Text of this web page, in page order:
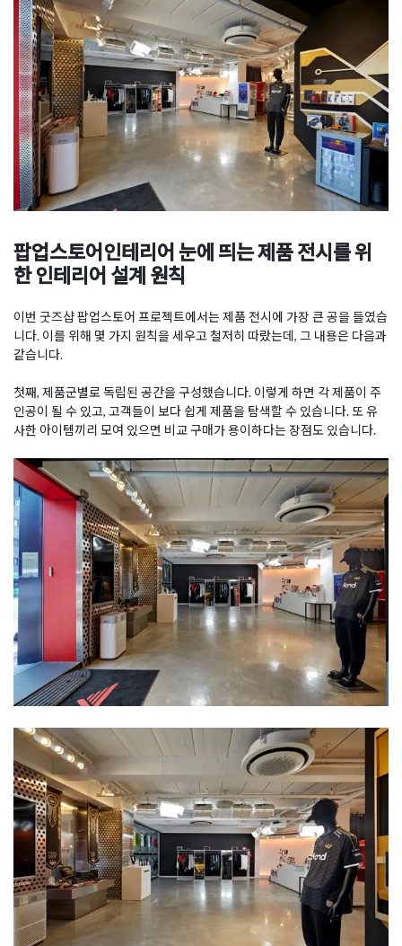
팝업스토어인테리어 눈에 띄는 제품 전시를 위
한 인테리어 설계 원칙
이번 굿즈샵 팝업스토어 프로젝트에서는 제품 전시에 가장 큰 공을 들였습
니다. 이를 위해 몇 가지 원칙을 세우고 철저히 따랐는데, 그 내용은 다음과
같습니다.
첫째, 제품군별로 독립된 공간을 구성했습니다. 이렇게 하면 각 제품이 주
인공이 될 수 있고, 고객들이 보다 쉽게 제품을 탐색할 수 있습니다. 또 유
사한 아이템끼리 모여 있으면 비교 구매가 용이하다는 장점도 있습니다.